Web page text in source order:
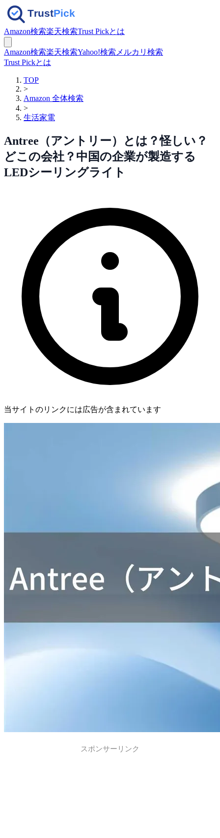
Amazon検索楽天検索Trust Pickとは
Amazon検索楽天検索Yahoo!検索 メルカリ検索
Trust Pickとは
TOP
>
Amazon 全体検索
>
生活家電
Antree（アントリー）とは？怪しい？
どこの会社？中国の企業が製造する
LEDシーリングライト
当サイトのリンクには広告が含まれています
スポンサーリンク